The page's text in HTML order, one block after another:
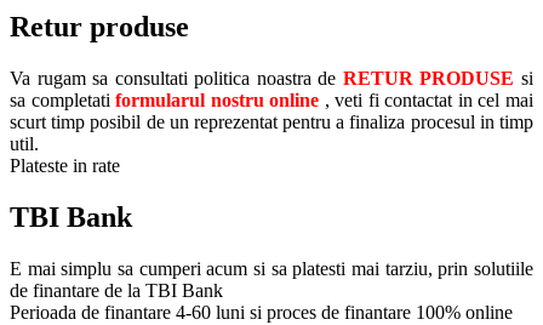
Retur produse
Va rugam sa consultati politica noastra de RETUR PRODUSE si
sa completatiformularul nostru online , veti fi contactat in cel mai
scurt timp posibil de un reprezentat pentru a finaliza procesul in timp
util.
Plateste in rate
TBI Bank
E mai simplu sa cumperi acum si sa platesti mai tarziu, prin solutiile
de finantare de la TBI Bank
Perioada de finantare 4-60 luni si proces de finantare 100% online